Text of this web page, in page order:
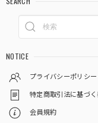
NOTICE
プライバシーポリシー
特定商取引法に基づ
会員規約